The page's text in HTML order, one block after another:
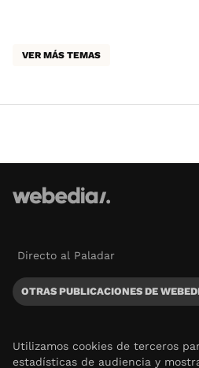
VER MÁS TEMAS
Directo al Paladar
OTRAS PUBLICACIONES DE
Utilizamos cookies de terceros
estadísticas de audiencia y